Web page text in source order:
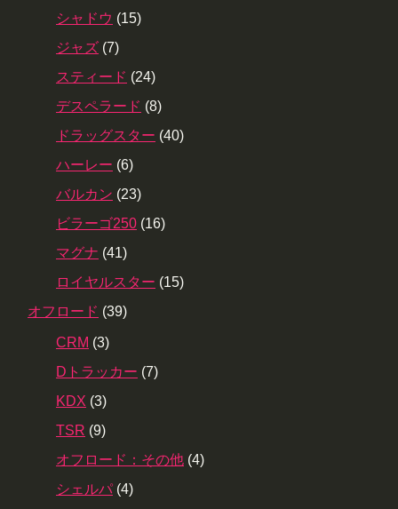
シャドウ (15)
ジャズ (7)
スティード (24)
デスペラード (8)
ドラッグスター (40)
ハーレー (6)
バルカン (23)
ビラーゴ250 (16)
マグナ (41)
ロイヤルスター (15)
オフロード (39)
CRM (3)
Dトラッカー (7)
KDX (3)
TSR (9)
オフロード：その他 (4)
シェルパ (4)